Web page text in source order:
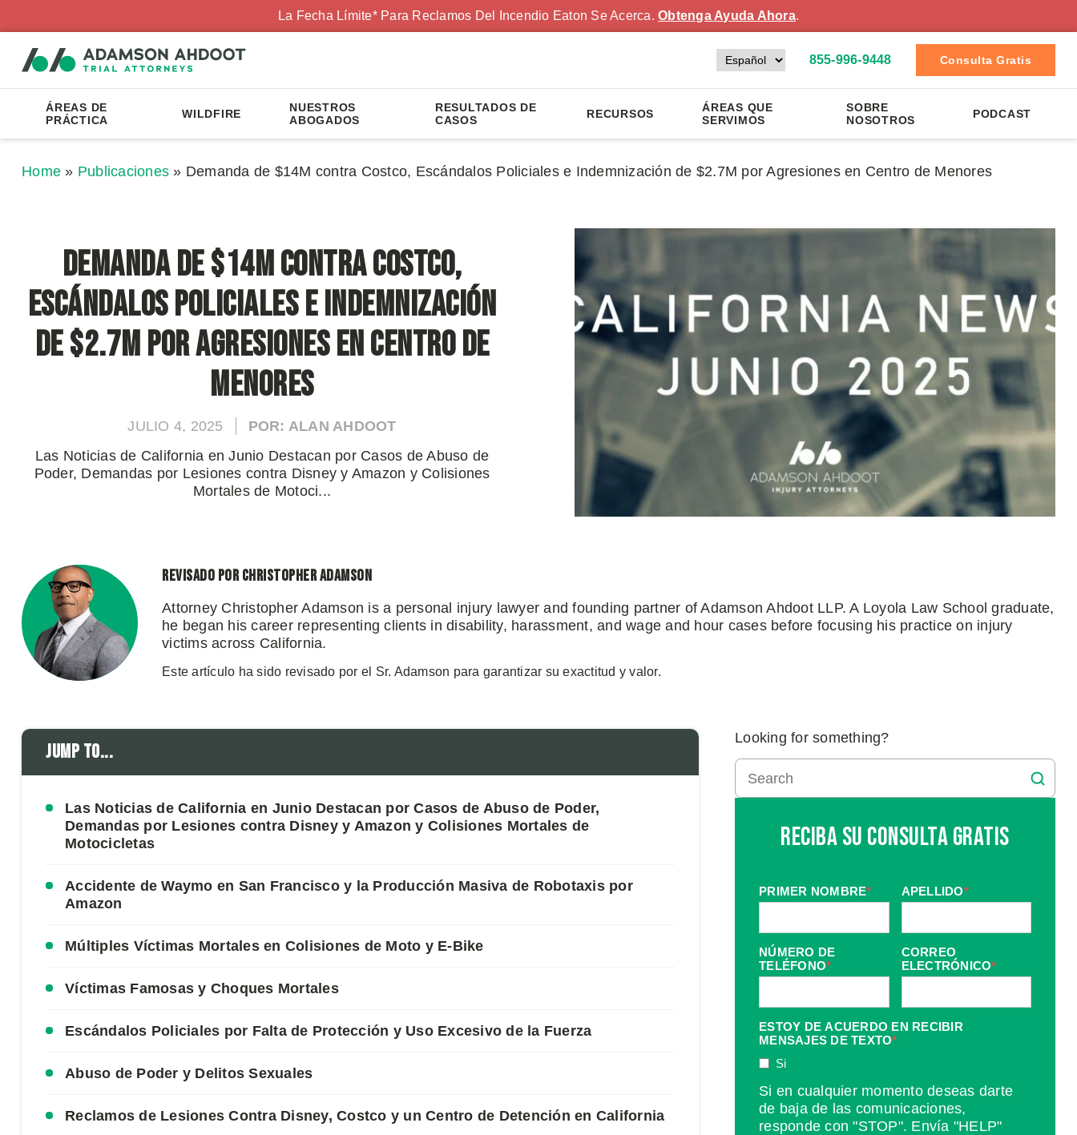
La Fecha Límite* Para Reclamos Del Incendio Eaton Se Acerca.Obtenga Ayuda Ahora.
855-996-9448 Consulta Gratis
ÁREAS DE
PRÁCTICA
WILDFIRE
NUESTROS
ABOGADOS
RESULTADOS DE
CASOS
RECURSOS
ÁREAS QUE
SERVIMOS
SOBRE
NOSOTROS
PODCAST
Home » Publicaciones » Demanda de $14M contra Costco, Escándalos Policiales e Indemnización de $2.7M por Agresiones en Centro de Menores
Demanda de $14M contra Costco,
Escándalos Policiales e Indemnización
de $2.7M por Agresiones en Centro de
Menores
JULIO 4, 2025
POR: ALAN AHDOOT
Las Noticias de California en Junio Destacan por Casos de Abuso de
Poder, Demandas por Lesiones contra Disney y Amazon y Colisiones
Mortales de Motoci...
Revisado por Christopher Adamson
Attorney Christopher Adamson is a personal injury lawyer and founding partner of Adamson Ahdoot LLP. A Loyola Law School graduate,
he began his career representing clients in disability, harassment, and wage and hour cases before focusing his practice on injury
victims across California.
Este artículo ha sido revisado por el Sr. Adamson para garantizar su exactitud y valor.
Jump to...
Las Noticias de California en Junio Destacan por Casos de Abuso de Poder,
Demandas por Lesiones contra Disney y Amazon y Colisiones Mortales de
Motocicletas
Accidente de Waymo en San Francisco y la Producción Masiva de Robotaxis por
Amazon
Múltiples Víctimas Mortales en Colisiones de Moto y E-Bike
Víctimas Famosas y Choques Mortales
Escándalos Policiales por Falta de Protección y Uso Excesivo de la Fuerza
Abuso de Poder y Delitos Sexuales
Reclamos de Lesiones Contra Disney, Costco y un Centro de Detención en California
Looking for something?
Reciba Su Consulta Gratis
PRIMER NOMBRE* APELLIDO*
NÚMERO DE
TELÉFONO*
CORREO
ELECTRÓNICO*
ESTOY DE ACUERDO EN RECIBIR
MENSAJES DE TEXTO*
Si
Si en cualquier momento deseas darte
de baja de las comunicaciones,
responde con "STOP". Envía "HELP"